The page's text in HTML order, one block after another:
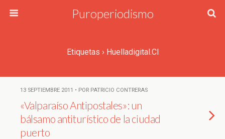
Puroperiodismo
Etiquetas › Huelladigital.cl
13 SEPTIEMBRE 2011 • POR PATRICIO CONTRERAS
«Valparaíso Antipostales»: un
bálsamo antiturístico de la ciudad
puerto